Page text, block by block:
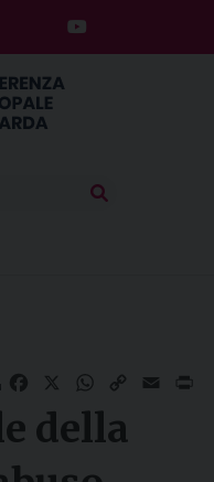
FacebookWhatsApp
CopyEmail
della